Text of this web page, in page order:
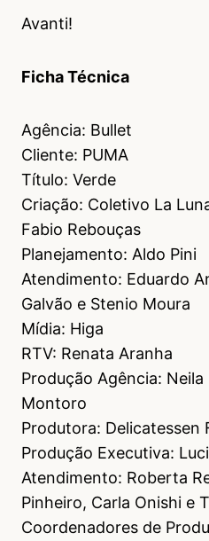
Avanti!
Ficha Técnica
Agência: Bullet
Cliente: PUMA
Título: Verde
Criação: Coletivo La
Fabio Rebouças
Planejamento: Aldo Pini
Atendimento: Eduardo
Galvão e Stenio Moura
Mídia: Higa
RTV: Renata Aranha
Produção Agência:
Montoro
Produtora: Delicatessen
Produção Executiva:
Atendimento: Roberta
Pinheiro, Carla Onishi e
Coordenadores de